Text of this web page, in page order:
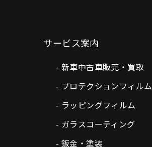
サービス案内
新車中古車販売・買取
プロテクションフィルム
ラッピングフィルム
ガラスコーティング
鈑金・塗装